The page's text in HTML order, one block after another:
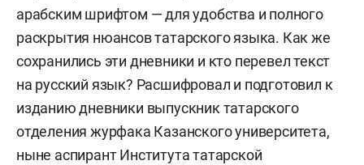
арабским шрифтом — для удобства и полного
раскрытия нюансов татарского языка. Как же
сохранились эти дневники и кто перевел текст
на русский язык? Расшифровал и подготовил к
изданию дневники выпускник татарского
отделения журфака Казанского университета,
ныне аспирант Института татарской